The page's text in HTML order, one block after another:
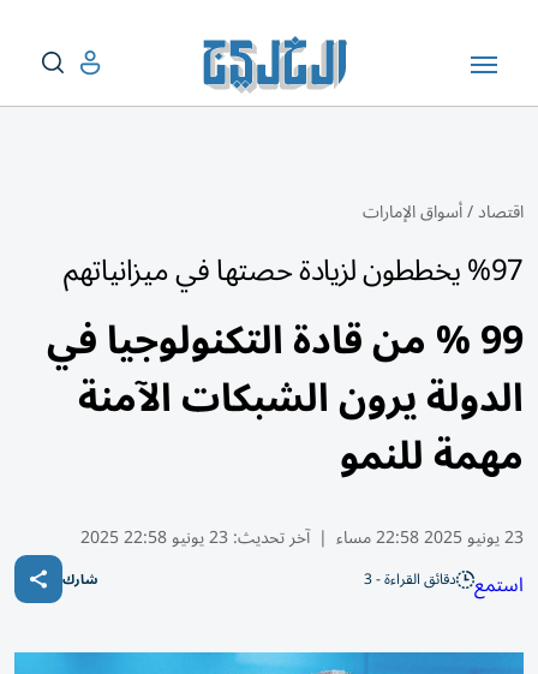
اقتصاد/أسواق الإمارات
%97 يخططون لزيادة حصتها في ميزانياتهم
99 % من قادة التكنولوجيا في
الدولة يرون الشبكات الآمنة
مهمة للنمو
23 يونيو 2025 22:58 مساء | آخر تحديث: 23 يونيو 22:58 2025
استمع دقائق القراءة - 3 شارك